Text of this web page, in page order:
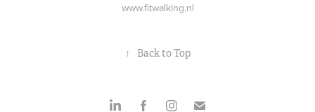
www.fitwalking.nl
↑ Back to Top